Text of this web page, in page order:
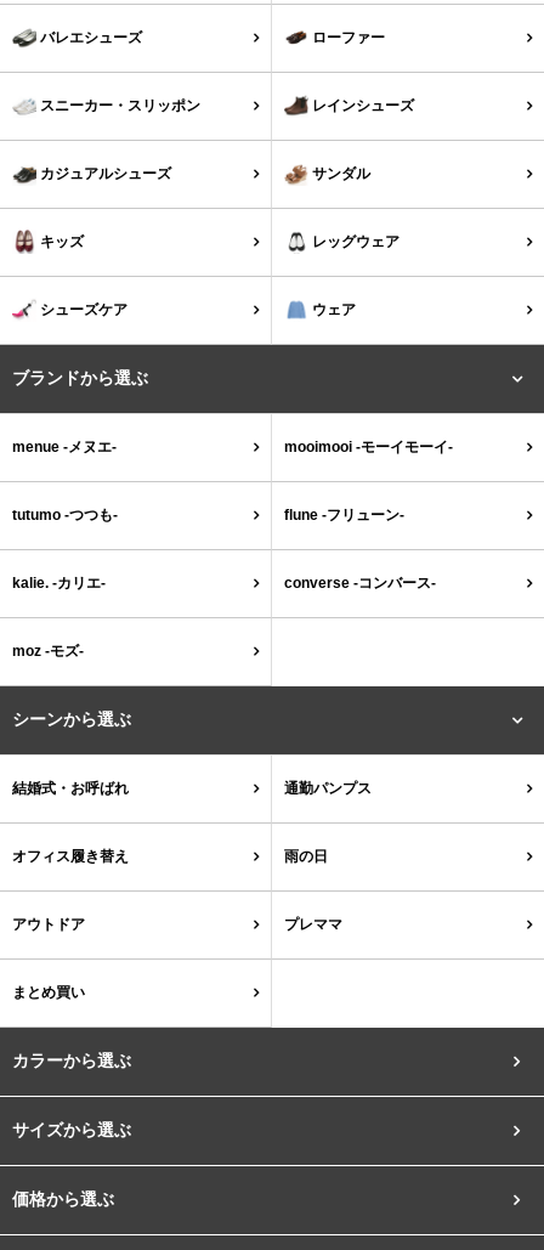
新規会員登録
ご利用ガイド
よくあるご質問
靴の用語集
サイズの測り方
バレエシューズ ローファー
スニーカー・スリッポン レインシューズ
カジュアルシューズ サンダル
キッズ レッグウェア
シューズケア ウェア
ブランドから選ぶ
menue -メヌエ- mooimooi -モーイモーイ-
tutumo -つつも- flune -フリューン-
kalie. -カリエ- converse -コンバース-
moz -モズ-
シーンから選ぶ
結婚式・お呼ばれ 通勤パンプス
オフィス履き替え 雨の日
アウトドア プレママ
まとめ買い
カラーから選ぶ
サイズから選ぶ
価格から選ぶ